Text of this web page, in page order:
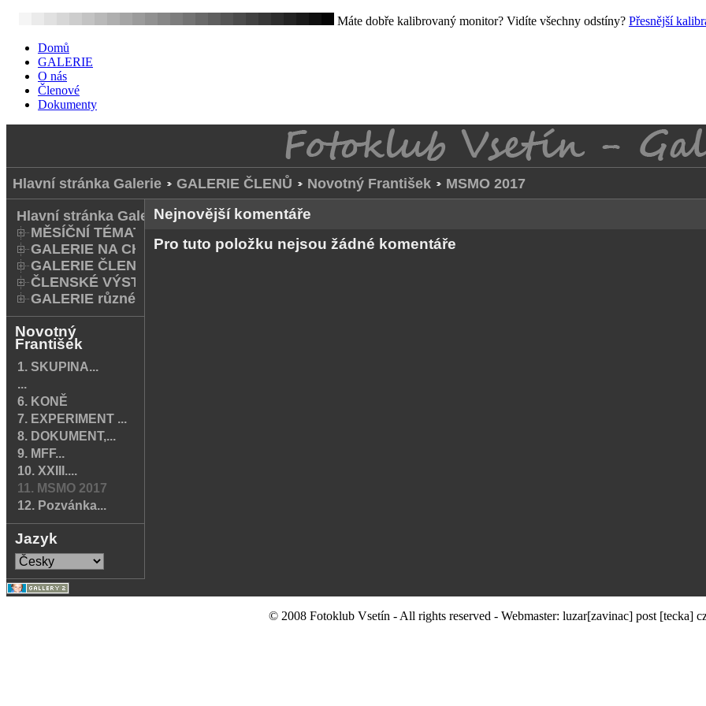
Máte dobře kalibrovaný monitor? Vidíte všechny odstíny? Přesnější
Domů
GALERIE
O nás
Členové
Dokumenty
Hlavní stránka Galerie GALERIE ČLENŮ Novotný František MSMO 2017
Hlavní stránka Galerie
MĚSÍČNÍ TÉMATA
GALERIE NA CHODNÍKU
GALERIE ČLENŮ
ČLENSKÉ VÝSTAVY A FOTO Q
GALERIE různé
Novotný
František
1. SKUPINA...
...
6. KONĚ
7. EXPERIMENT ...
8. DOKUMENT,...
9. MFF...
10. XXIII....
11. MSMO 2017
12. Pozvánka...
Jazyk
Nejnovější komentáře
Pro tuto položku nejsou žádné komentáře
© 2008 Fotoklub Vsetín - All rights reserved - Webmaster: luzar[zavinac] post [tecka]